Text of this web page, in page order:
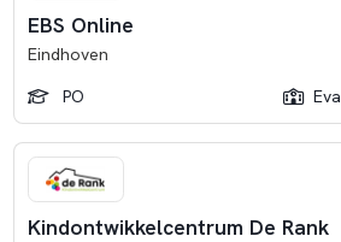
EBS Online
Eindhoven
PO
Kindontwikkelcentrum De Rank